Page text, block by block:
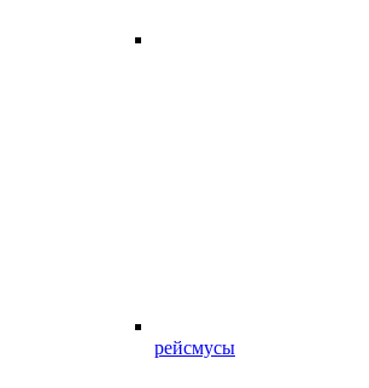
рейсмусы